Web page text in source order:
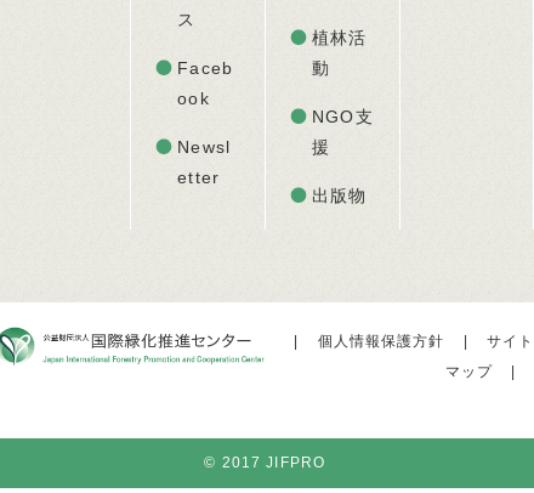
ス
Faceb
ook
Newsl
etter
植林活
動
NGO支
援
出版物
| 個人情報保護方針 |
サイト
マップ
|
© 2017 JIFPRO